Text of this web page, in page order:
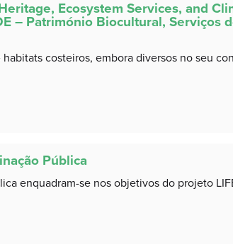
Ecosystem Services, and
– Património Biocultural, Serviços
costeiros, embora diversos no seu
Pública
enquadram-se nos objetivos do projeto